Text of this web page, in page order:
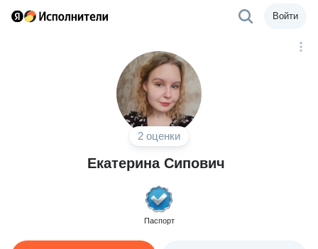
Войти
2 оценки
Екатерина Сипович
Паспорт